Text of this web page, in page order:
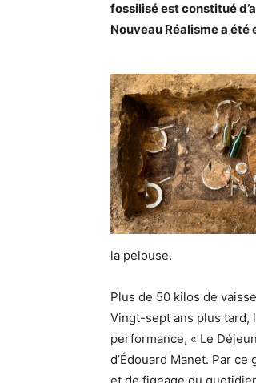
fossilisé est constitué
Nouveau Réalisme a été
la pelouse.
Plus de 50 kilos de
Vingt-sept ans plus tard,
performance, « Le
d’Édouard Manet. Par